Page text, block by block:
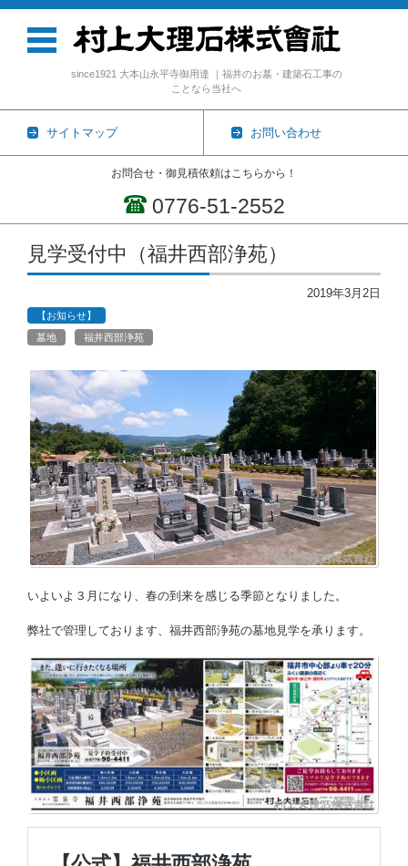
since1921 大本山永平寺御用達 ｜福井のお墓・建築石工事の
ことなら当社へ
サイトマップ お問い合わせ
お問合せ・御見積依頼はこちらから！
0776-51-2552
コンテンツに移動
見学受付中（福井西部浄苑）
2019年3月2日
【お知らせ】
墓地
福井西部浄苑
いよいよ３月になり、春の到来を感じる季節となりました。
弊社で管理しております、福井西部浄苑の墓地見学を承ります。